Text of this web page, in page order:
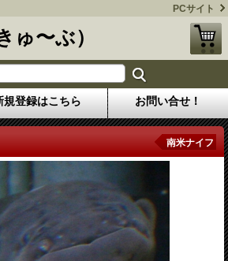
PCサイト
ゅ〜ぶ）
規登録はこちら お問い合せ！
南米ナイフ